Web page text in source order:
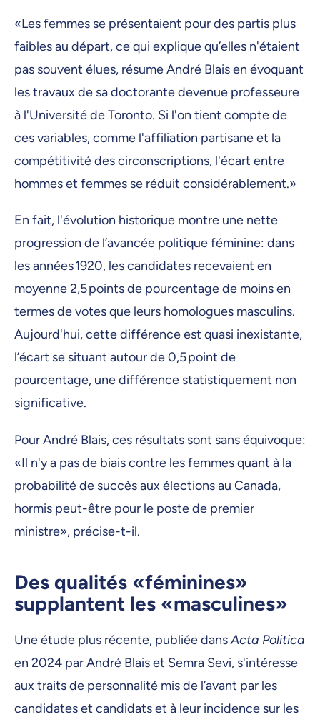
«Les femmes se présentaient pour des partis plus
faibles au départ, ce qui explique qu’elles n'étaient
pas souvent élues, résume André Blais en évoquant
les travaux de sa doctorante devenue professeure
à l'Université de Toronto. Si l'on tient compte de
ces variables, comme l'affiliation partisane et la
compétitivité des circonscriptions, l'écart entre
hommes et femmes se réduit considérablement.»
En fait, l'évolution historique montre une nette
progression de l’avancée politique féminine: dans
les années 1920, les candidates recevaient en
moyenne 2,5 points de pourcentage de moins en
termes de votes que leurs homologues masculins.
Aujourd'hui, cette différence est quasi inexistante,
l’écart se situant autour de 0,5 point de
pourcentage, une différence statistiquement non
significative.
Pour André Blais, ces résultats sont sans équivoque:
«Il n'y a pas de biais contre les femmes quant à la
probabilité de succès aux élections au Canada,
hormis peut-être pour le poste de premier
ministre», précise-t-il.
Des qualités «féminines»
supplantent les «masculines»
Une étude plus récente, publiée dansActa Politica
en 2024 par André Blais et Semra Sevi, s'intéresse
aux traits de personnalité mis de l’avant par les
candidates et candidats et à leur incidence sur les